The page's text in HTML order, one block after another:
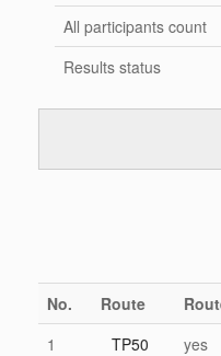
All participants count
Results status
No. Route
1
TP50 yes